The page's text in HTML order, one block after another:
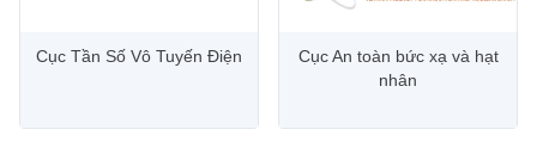
Cục Tần Số Vô Tuyến Điện
Cục An toàn bức xạ và hạt
nhân